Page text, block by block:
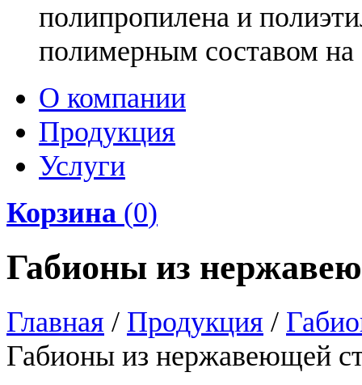
полипропилена и
полимерным составом на
О компании
Продукция
Услуги
Корзина (0)
Габионы из
Главная / Продукция /
Габионы из нержавеющей